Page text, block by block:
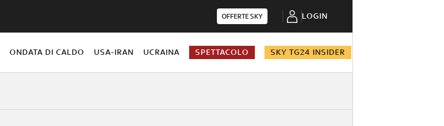
OFFERTE SKY LOGIN
ONDATA DI CALDO USA-IRAN UCRAINA SPETTACOLO SKY TG24 INSIDER